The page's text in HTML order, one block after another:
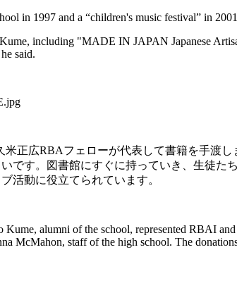
in 1997 and a “children's music festival” in
including "MADE IN JAPAN Japanese
said.
正広RBAフェローが代表して書籍を手渡
です。図書館にすぐに持っていき、生徒た
活動に役立てられています。
alumni of the school, represented RBAI
McMahon, staff of the high school. The